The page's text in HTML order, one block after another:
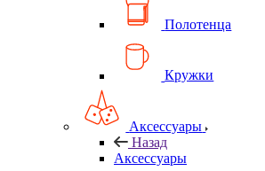
Полотенца
Кружки
Аксессуары
Назад
Аксессуары